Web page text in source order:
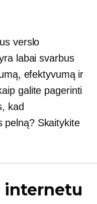
verslo
labai svarbus
efektyvumą ir
galite pagerinti
kad
pelną? Skaitykite
internetu